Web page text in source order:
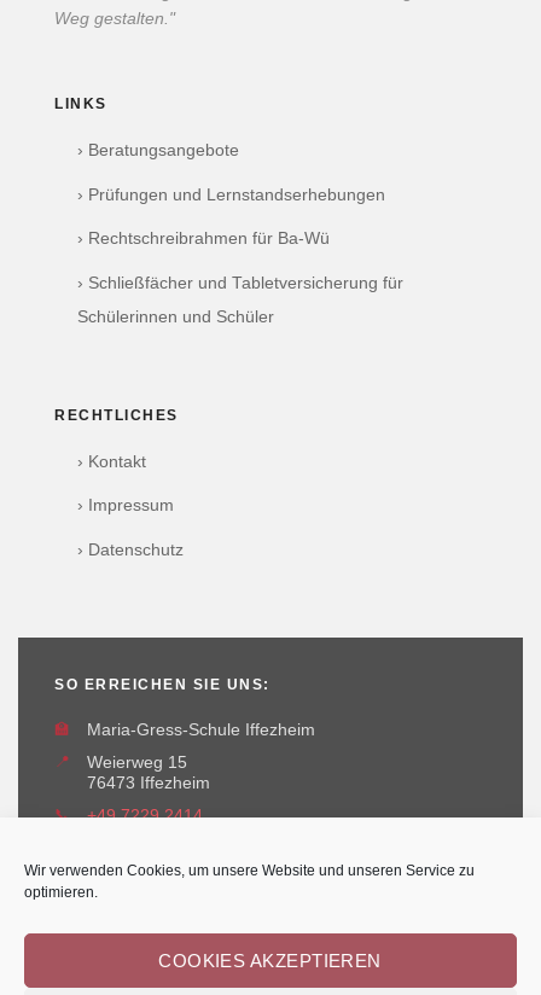
Wir verwenden Cookies, um unsere Website und unseren Service zu
optimieren.
COOKIES AKZEPTIEREN
Weg gestalten."
LINKS
› Beratungsangebote
› Prüfungen und Lernstandserhebungen
› Rechtschreibrahmen für Ba-Wü
› Schließfächer und Tabletversicherung für
Schülerinnen und Schüler
RECHTLICHES
› Kontakt
› Impressum
› Datenschutz
SO ERREICHEN SIE UNS:
🏫
Maria-Gress-Schule Iffezheim
📍
Weierweg 15
76473 Iffezheim
📞
+49 7229 2414